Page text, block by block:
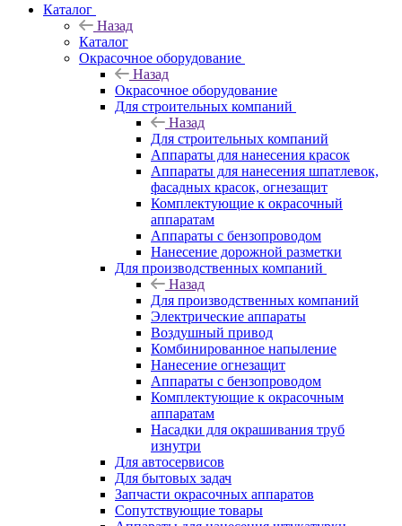
Каталог
Назад
Каталог
Окрасочное оборудование
Назад
Окрасочное оборудование
Для строительных компаний
Назад
Для строительных компаний
Аппараты для нанесения красок
Аппараты для нанесения шпатлевок,
фасадных красок, огнезащит
Комплектующие к окрасочный
аппаратам
Аппараты с бензопроводом
Нанесение дорожной разметки
Для производственных компаний
Назад
Для производственных компаний
Электрические аппараты
Воздушный привод
Комбинированное напыление
Нанесение огнезащит
Аппараты с бензопроводом
Комплектующие к окрасочным
аппаратам
Насадки для окрашивания труб
изнутри
Для автосервисов
Для бытовых задач
Запчасти окрасочных аппаратов
Сопутствующие товары